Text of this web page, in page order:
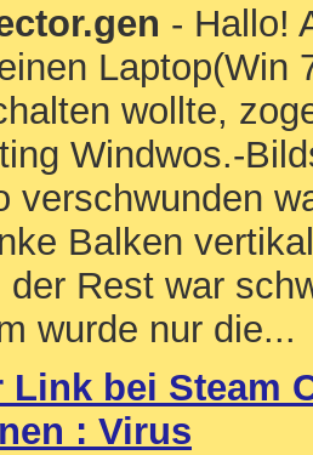
- Hallo!
Laptop(Win
wollte,
Windwos.-
verschwunden
Balken
der Rest war
wurde nur die...
Link bei Steam
: Virus